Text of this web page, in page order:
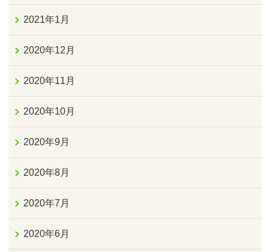
2021年1月
2020年12月
2020年11月
2020年10月
2020年9月
2020年8月
2020年7月
2020年6月